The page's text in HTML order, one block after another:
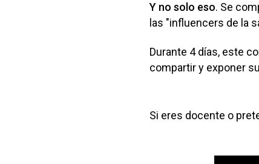
Y no solo eso. Se
las "influencers de la
Durante 4 días, este
compartir y exponer
Si eres docente o